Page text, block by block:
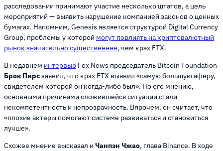
расследовании принимают участие несколько штатов, а цель
мероприятий — выявить нарушение компанией законов о ценных
бумагах. Напомним, Genesis является структурой Digital Currency
Group, проблемы у которой могут повлиять на криптовалютный
рынок значительно существеннее, чем крах FTX.
В недавнем интервью Fox News председатель Bitcoin Foundation
Брок Пирсзаявил, что крах FTX выявил «самую большую аферу,
свидетелем которой он когда-либо был». По его мнению,
основными причинами сложившейся ситуации стали
некомпетентность и непрозрачность. Впрочем, он считает, что
«плохие актеры помогают системе развиваться и становиться
лучше».
Схожее мнение высказал и Чанпэн Чжао, глава Binance. В ходе